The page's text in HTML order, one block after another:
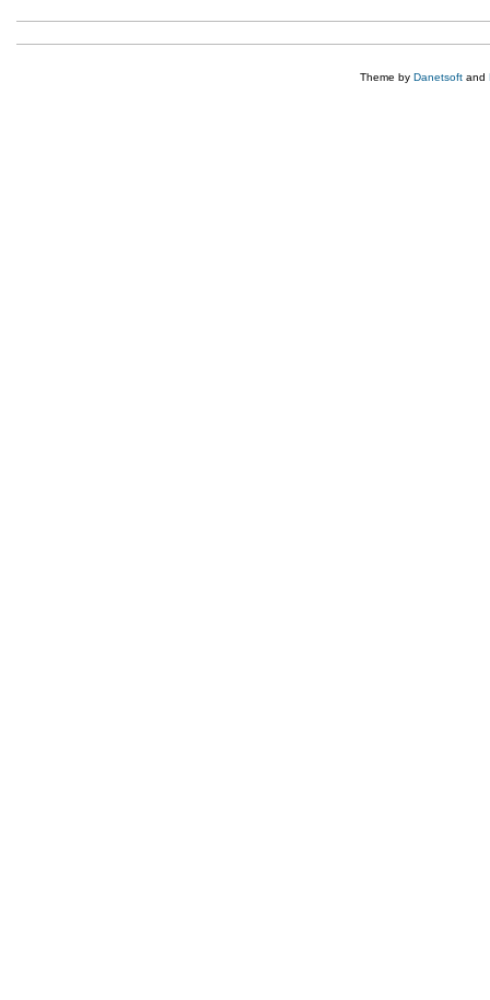
Theme by Danetsoft and